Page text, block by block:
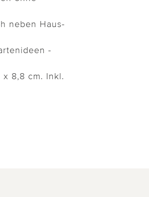
neben Haus-
-
x 8,8 cm. Inkl.